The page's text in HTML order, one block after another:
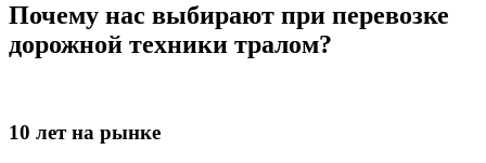
Почему нас выбирают при перевозке
дорожной техники тралом?
10 лет на рынке